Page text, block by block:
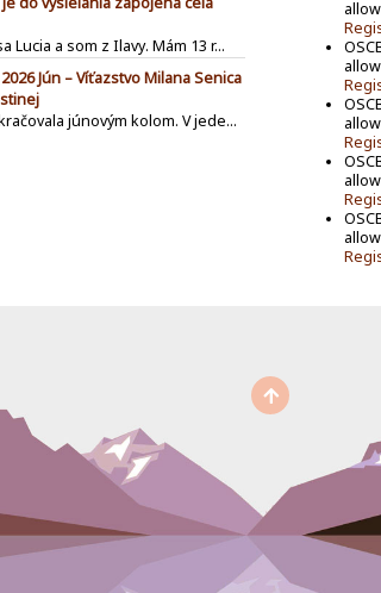
Lucia a som z Ilavy. Mám 13 r...
2026 Jún – Víťazstvo Milana Senica
júnovým kolom. V jede...